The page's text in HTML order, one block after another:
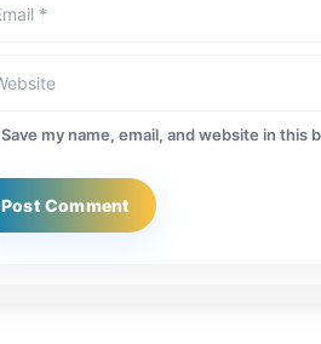
Save my name, email, and website in